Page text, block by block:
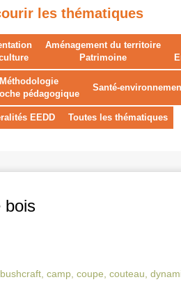
les thématiques
Aménagement du territoire
Patrimoine
Méthodologie
pédagogique
Santé-
EEDD Toutes les thématiques
bois
bushcraft, camp, coupe couteau